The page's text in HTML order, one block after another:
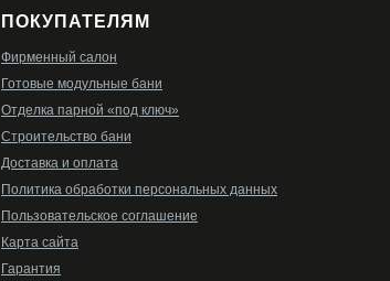
ПОКУПАТЕЛЯМ
Фирменный салон
Готовые модульные бани
Отделка парной «под ключ»
Строительство бани
Доставка и оплата
Политика обработки персональных данных
Пользовательское соглашение
Карта сайта
Гарантия